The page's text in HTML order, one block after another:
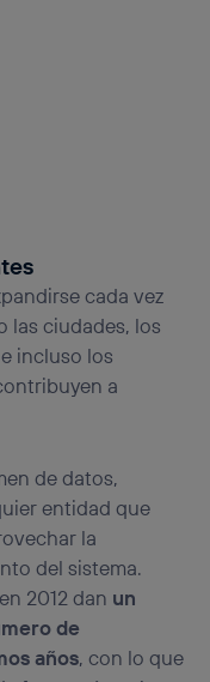
cada vez
las ciudades, los
incluso los
a
de datos,
entidad que
la
del sistema.
2012 dan un
de
años, con lo que